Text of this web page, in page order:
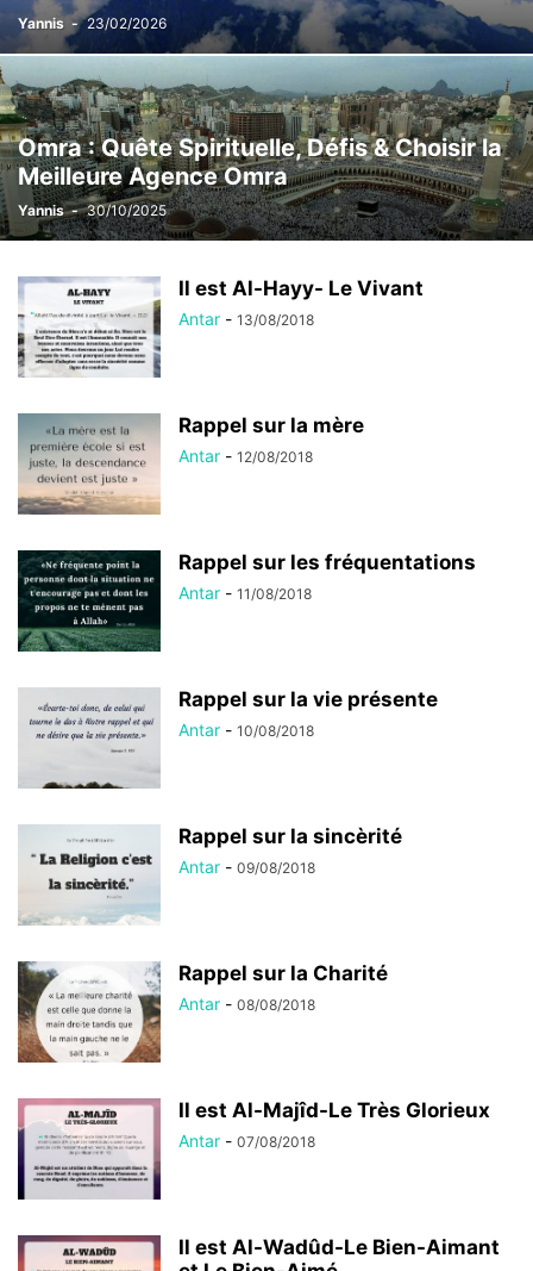
Yannis - 23/02/2026
Omra : Quête Spirituelle, Défis & Choisir la
Meilleure Agence Omra
Yannis - 30/10/2025
Il est Al-Hayy- Le Vivant
Antar - 13/08/2018
Rappel sur la mère
Antar - 12/08/2018
Rappel sur les fréquentations
Antar - 11/08/2018
Rappel sur la vie présente
Antar - 10/08/2018
Rappel sur la sincèrité
Antar - 09/08/2018
Rappel sur la Charité
Antar - 08/08/2018
Il est Al-Majîd-Le Très Glorieux
Antar - 07/08/2018
Il est Al-Wadûd-Le Bien-Aimant